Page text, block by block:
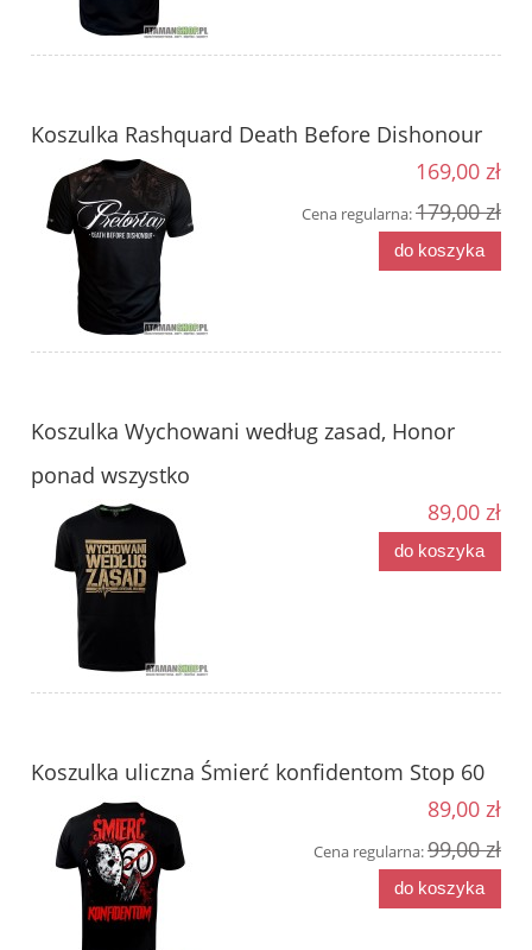
Koszulka Rashquard Death Before Dishonour
169,00 zł
Cena regularna:179,00 zł
do koszyka
Koszulka Wychowani według zasad, Honor
ponad wszystko
89,00 zł
do koszyka
Koszulka uliczna Śmierć konfidentom Stop 60
89,00 zł
Cena regularna:99,00 zł
do koszyka